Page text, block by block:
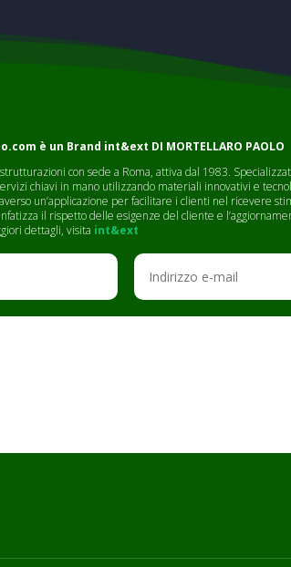
è un Brand int&ext DI MORTELLARO PAOLO
con sede a Roma, attiva dal 1983.
chiavi in mano utilizzando materiali innovativi e
un’applicazione per facilitare i clienti nel ricevere
il rispetto delle esigenze del cliente e
dettagli, visita int&ext